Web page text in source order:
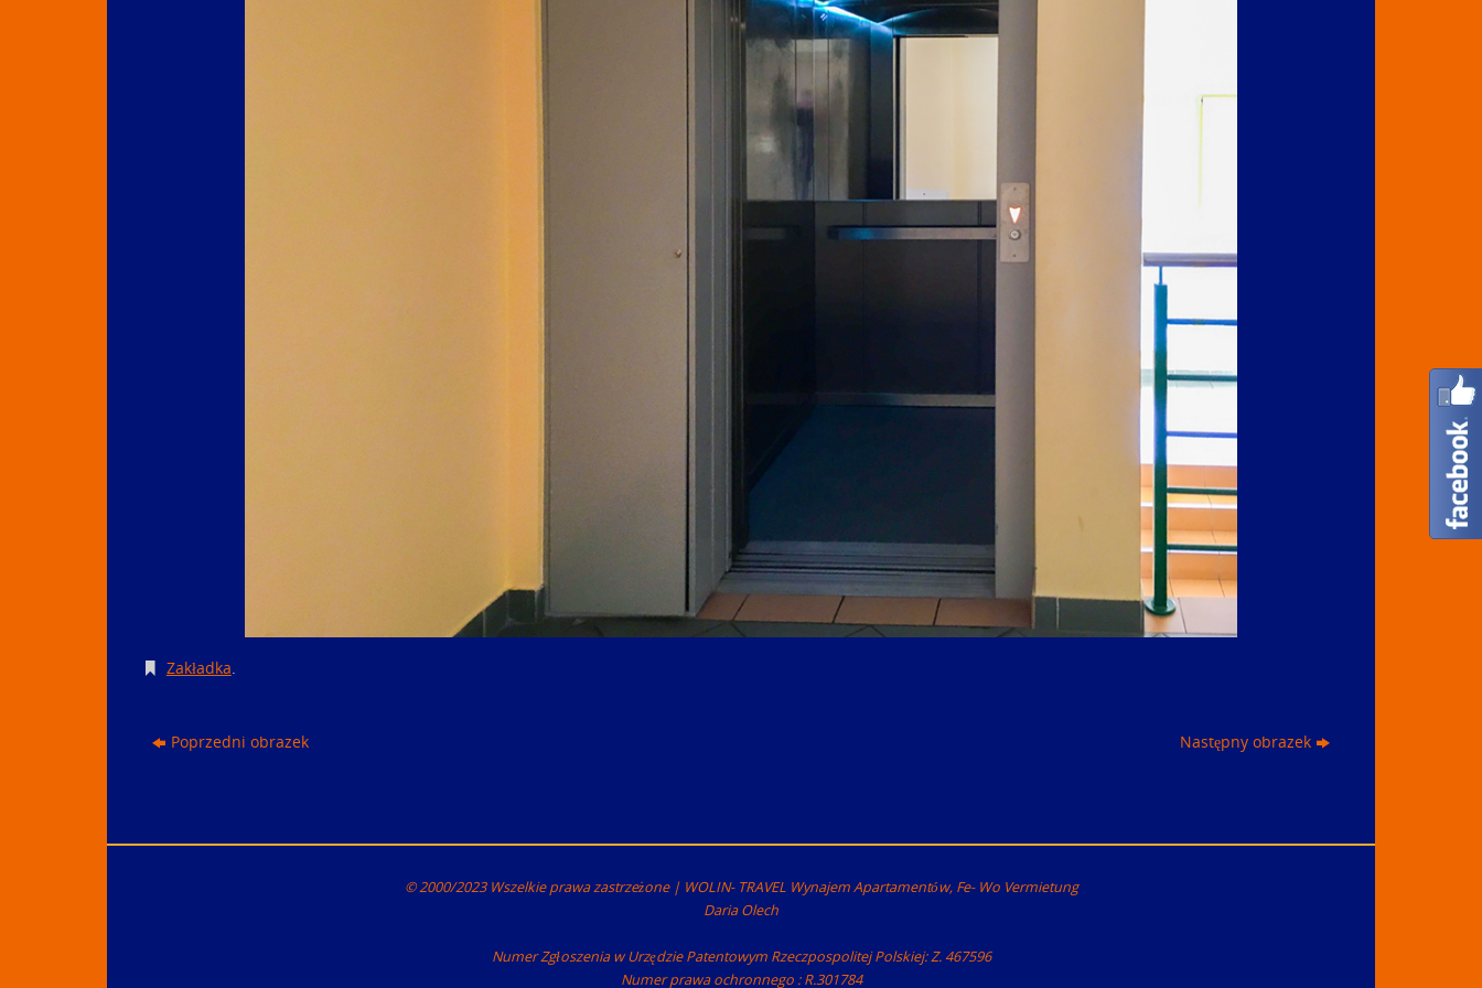
Zakładka
Poprzedni obrazek Następny obrazek
© 2000/2023 Wszelkie prawa zastrzeżone | WOLIN- TRAVEL Wynajem Apartamentów, Fe- Wo Vermietung
Daria Olech
Numer Zgłoszenia w Urzędzie Patentowym Rzeczpospolitej Polskiej: Z. 467596
Numer prawa ochronnego : R.301784